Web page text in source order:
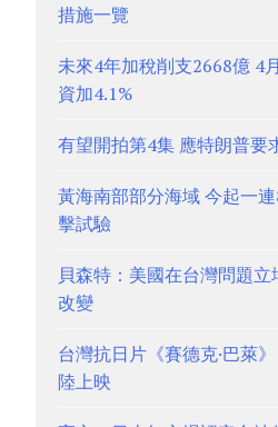
措施一覽
未來4年加稅削支2668億 4
資加4.1%
有望開拍第4集 應特朗普要
黃海南部部分海域 今起一
擊試驗
貝森特：美國在台灣問題立
改變
台灣抗日片《賽德克·巴萊
陸上映